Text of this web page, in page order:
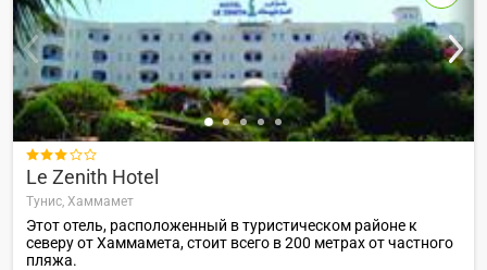

Le Zenith Hotel
Тунис, Хаммамет
Этот отель, расположенный в туристическом районе к
северу от Хаммамета, стоит всего в 200 метрах от частного
пляжа.